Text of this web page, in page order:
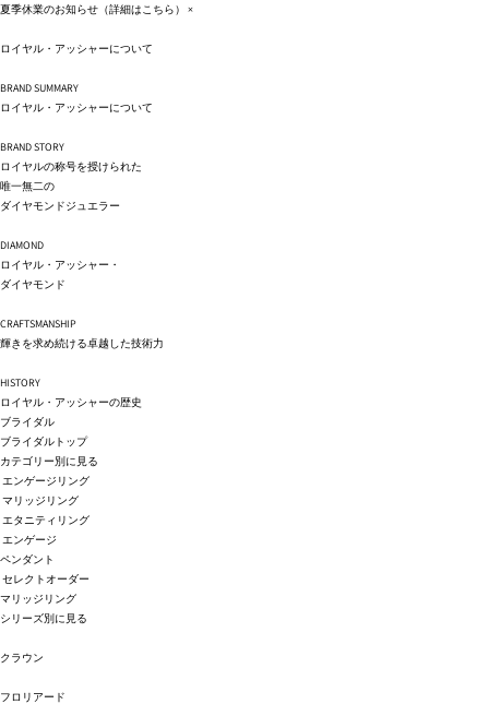
コンテ
進む
夏季休業のお知らせ（詳細はこちら） ×
ロイヤル・アッシャーについて
BRAND SUMMARY
ロイヤル・アッシャーについて
BRAND STORY
ロイヤルの称号を授けられた
唯一無二の
ダイヤモンドジュエラー
DIAMOND
ロイヤル・アッシャー・
ダイヤモンド
CRAFTSMANSHIP
輝きを求め続ける卓越した技術力
HISTORY
ロイヤル・アッシャーの歴史
ブライダル
ブライダルトップ
カテゴリー別に見る
エンゲージリング
マリッジリング
エタニティリング
エンゲージ
ペンダント
セレクトオーダー
マリッジリング
シリーズ別に見る
クラウン
フロリアード